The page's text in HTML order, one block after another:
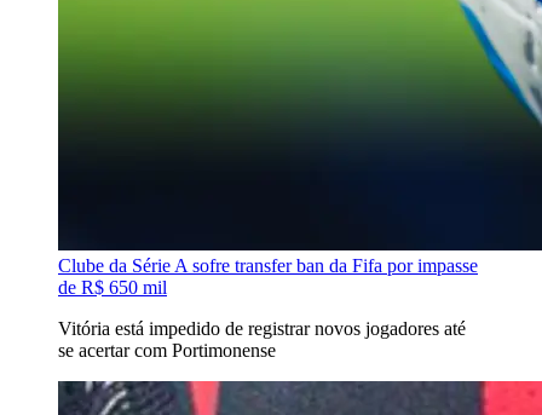
Clube da Série A sofre transfer ban da Fifa por impasse
de R$ 650 mil
Vitória está impedido de registrar novos jogadores até
se acertar com Portimonense